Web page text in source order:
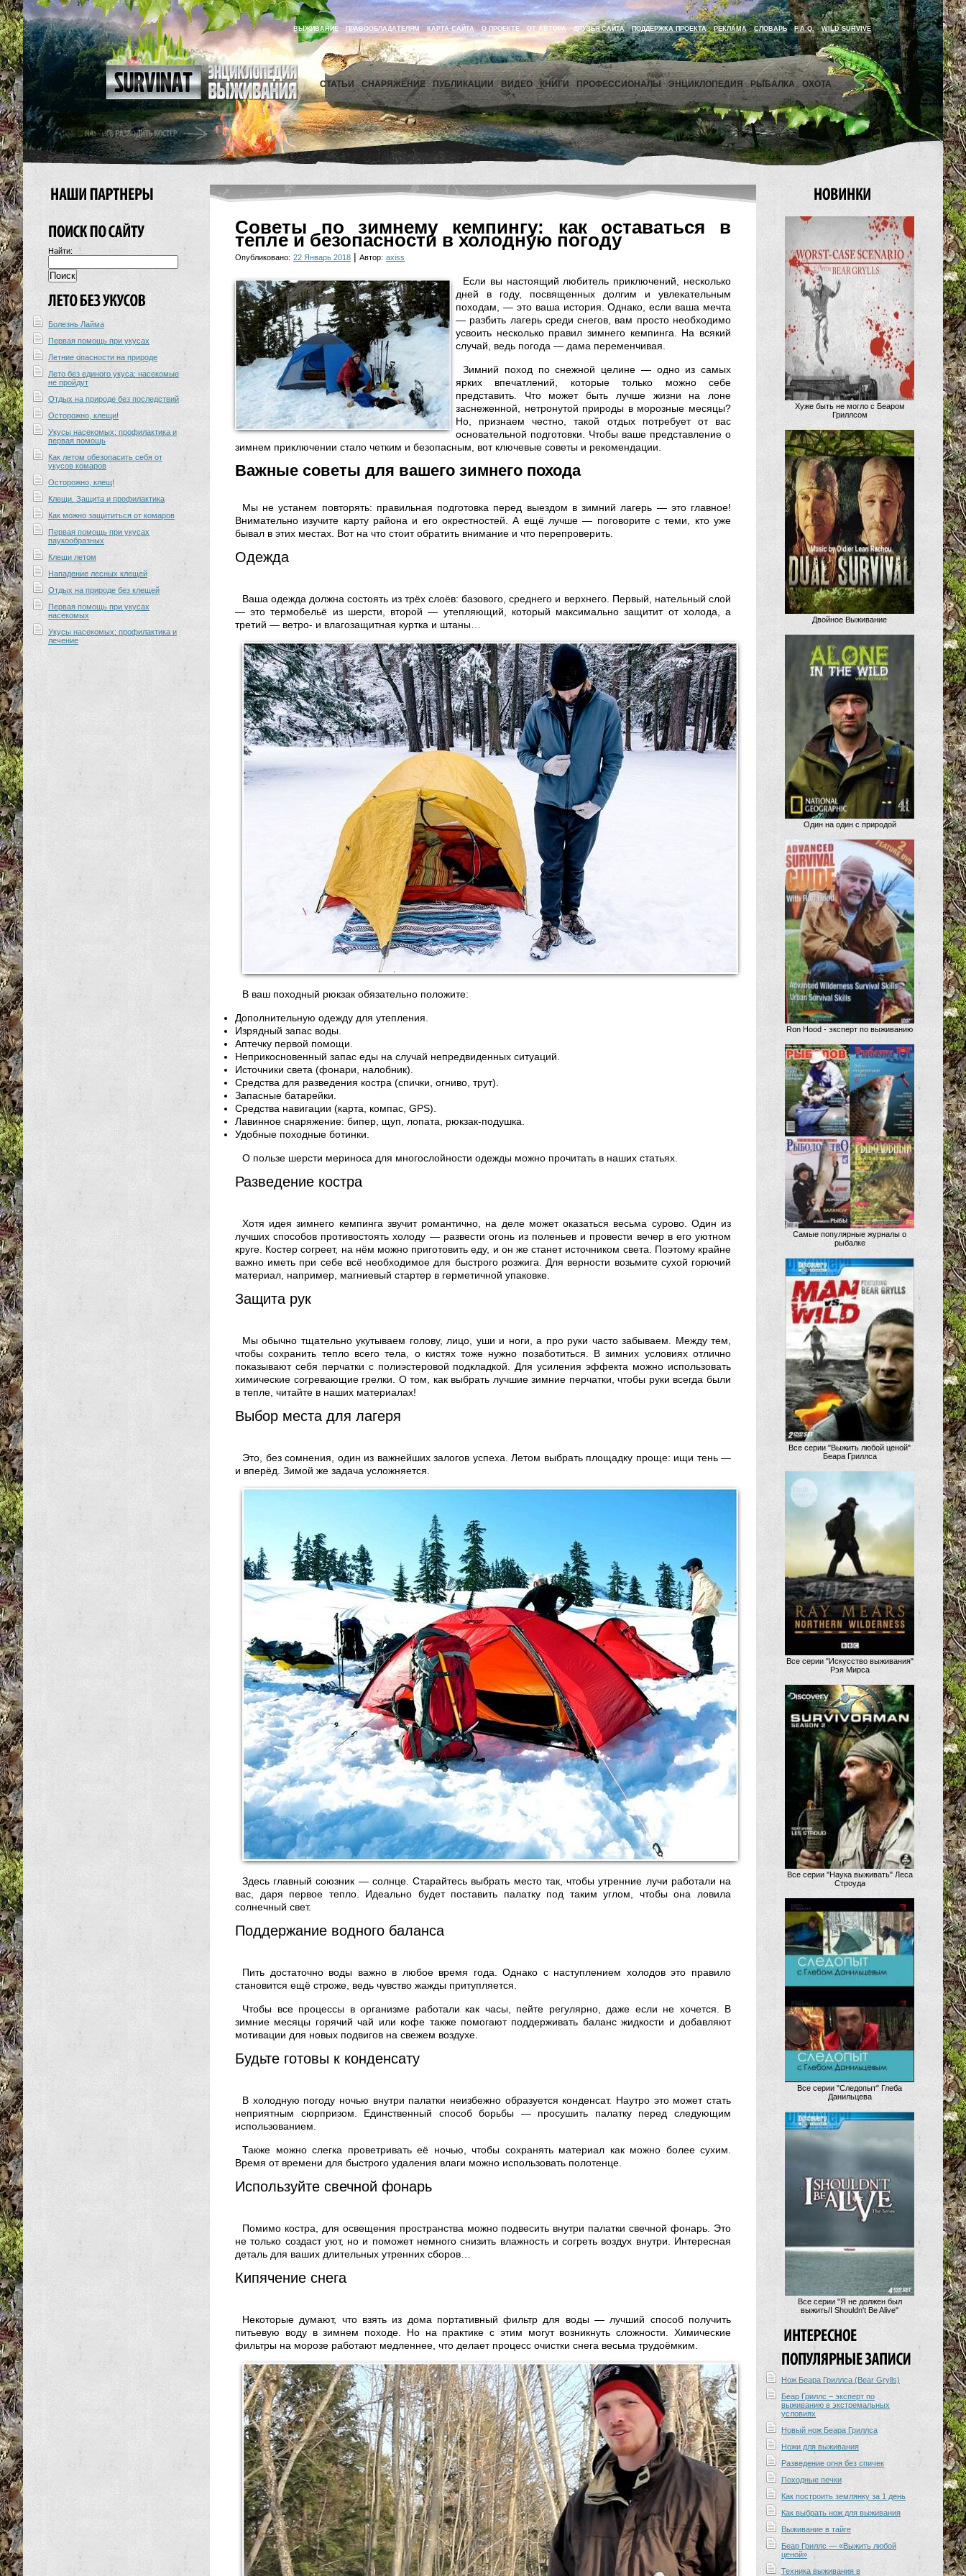
ВЫЖИВАНИЕ ПРАВООБЛАДАТЕЛЯМ КАРТА САЙТА О ПРОЕКТЕ ОТ АВТОРА ДРУЗЬЯ САЙТА ПОДДЕРЖКА ПРОЕКТА РЕКЛАМА СЛОВАРЬ F.A.Q. WILD SURVIVE
СТАТЬИ СНАРЯЖЕНИЕ ПУБЛИКАЦИИ ВИДЕО КНИГИ ПРОФЕССИОНАЛЫ ЭНЦИКЛОПЕДИЯ РЫБАЛКА ОХОТА
Найти:
Болезнь Лайма
Первая помощь при укусах
Летние опасности на природе
Лето без единого укуса: насекомые
не пройдут
Отдых на природе без последствий
Осторожно, клещи!
Укусы насекомых: профилактика и
первая помощь
Как летом обезопасить себя от
укусов комаров
Осторожно, клещ!
Клещи. Защита и профилактика
Как можно защититься от комаров
Первая помощь при укусах
паукообразных
Клещи летом
Нападение лесных клещей
Отдых на природе без клещей
Первая помощь при укусах
насекомых
Укусы насекомых: профилактика и
лечение
Советы по зимнему кемпингу: как оставаться в
тепле и безопасности в холодную погоду
Опубликовано: 22 Январь 2018 | Автор: axiss
Если вы настоящий любитель приключений, несколько
дней в году, посвященных долгим и увлекательным
походам, — это ваша история. Однако, если ваша мечта
— разбить лагерь среди снегов, вам просто необходимо
усвоить несколько правил зимнего кемпинга. На всякий
случай, ведь погода — дама переменчивая.
Зимний поход по снежной целине — одно из самых
ярких впечатлений, которые только можно себе
представить. Что может быть лучше жизни на лоне
заснеженной, нетронутой природы в морозные месяцы?
Но, признаем честно, такой отдых потребует от вас
основательной подготовки. Чтобы ваше представление о
зимнем приключении стало четким и безопасным, вот ключевые советы и рекомендации.
Важные советы для вашего зимнего похода
Мы не устанем повторять: правильная подготовка перед выездом в зимний лагерь — это главное!
Внимательно изучите карту района и его окрестностей. А ещё лучше — поговорите с теми, кто уже
бывал в этих местах. Вот на что стоит обратить внимание и что перепроверить.
Одежда
Ваша одежда должна состоять из трёх слоёв: базового, среднего и верхнего. Первый, нательный слой
— это термобельё из шерсти, второй — утепляющий, который максимально защитит от холода, а
третий — ветро- и влагозащитная куртка и штаны…
В ваш походный рюкзак обязательно положите:
Дополнительную одежду для утепления.
Изрядный запас воды.
Аптечку первой помощи.
Неприкосновенный запас еды на случай непредвиденных ситуаций.
Источники света (фонари, налобник).
Средства для разведения костра (спички, огниво, трут).
Запасные батарейки.
Средства навигации (карта, компас, GPS).
Лавинное снаряжение: бипер, щуп, лопата, рюкзак-подушка.
Удобные походные ботинки.
О пользе шерсти мериноса для многослойности одежды можно прочитать в наших статьях.
Разведение костра
Хотя идея зимнего кемпинга звучит романтично, на деле может оказаться весьма сурово. Один из
лучших способов противостоять холоду — развести огонь из поленьев и провести вечер в его уютном
круге. Костер согреет, на нём можно приготовить еду, и он же станет источником света. Поэтому крайне
важно иметь при себе всё необходимое для быстрого розжига. Для верности возьмите сухой горючий
материал, например, магниевый стартер в герметичной упаковке.
Защита рук
Мы обычно тщательно укутываем голову, лицо, уши и ноги, а про руки часто забываем. Между тем,
чтобы сохранить тепло всего тела, о кистях тоже нужно позаботиться. В зимних условиях отлично
показывают себя перчатки с полиэстеровой подкладкой. Для усиления эффекта можно использовать
химические согревающие грелки. О том, как выбрать лучшие зимние перчатки, чтобы руки всегда были
в тепле, читайте в наших материалах!
Выбор места для лагеря
Это, без сомнения, один из важнейших залогов успеха. Летом выбрать площадку проще: ищи тень —
и вперёд. Зимой же задача усложняется.
Здесь главный союзник — солнце. Старайтесь выбрать место так, чтобы утренние лучи работали на
вас, даря первое тепло. Идеально будет поставить палатку под таким углом, чтобы она ловила
солнечный свет.
Поддержание водного баланса
Пить достаточно воды важно в любое время года. Однако с наступлением холодов это правило
становится ещё строже, ведь чувство жажды притупляется.
Чтобы все процессы в организме работали как часы, пейте регулярно, даже если не хочется. В
зимние месяцы горячий чай или кофе также помогают поддерживать баланс жидкости и добавляют
мотивации для новых подвигов на свежем воздухе.
Будьте готовы к конденсату
В холодную погоду ночью внутри палатки неизбежно образуется конденсат. Наутро это может стать
неприятным сюрпризом. Единственный способ борьбы — просушить палатку перед следующим
использованием.
Также можно слегка проветривать её ночью, чтобы сохранять материал как можно более сухим.
Время от времени для быстрого удаления влаги можно использовать полотенце.
Используйте свечной фонарь
Помимо костра, для освещения пространства можно подвесить внутри палатки свечной фонарь. Это
не только создаст уют, но и поможет немного снизить влажность и согреть воздух внутри. Интересная
деталь для ваших длительных утренних сборов…
Кипячение снега
Некоторые думают, что взять из дома портативный фильтр для воды — лучший способ получить
питьевую воду в зимнем походе. Но на практике с этим могут возникнуть сложности. Химические
фильтры на морозе работают медленнее, что делает процесс очистки снега весьма трудоёмким.
Хуже быть не могло с Беаром
Гриллсом
Двойное Выживание
Один на один с природой
Ron Hood - эксперт по выживанию
Самые популярные журналы о
рыбалке
Все серии "Выжить любой ценой"
Беара Гриллса
Все серии "Искусство выживания"
Рэя Мирса
Все серии "Наука выживать" Леса
Строуда
Все серии "Следопыт" Глеба
Данильцева
Все серии "Я не должен был
выжить/I Shouldn't Be Alive"
Нож Беара Гриллса (Bear Grylls)
Беар Гриллс – эксперт по
выживанию в экстремальных
условиях
Новый нож Беара Гриллса
Ножи для выживания
Разведение огня без спичек
Походные печки
Как построить землянку за 1 день
Как выбрать нож для выживания
Выживание в тайге
Беар Гриллс — «Выжить любой
ценой»
Техника выживания в